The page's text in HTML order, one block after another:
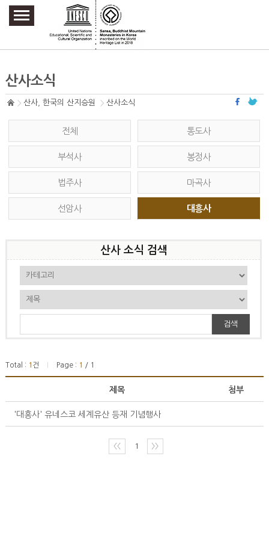
주요메뉴 바로가기
본문 바로가기
하단메뉴 바로가기
산사소식
산사, 한국의 산지승원 산사소식
전체 통도사
부석사 봉정사
법주사 마곡사
선암사 대흥사
산사 소식 검색
검색
Total : 1 건 Page : 1 / 1
제목 첨부
'대흥사' 유네스코 세계유산 등재 기념행사
〈〈 1 〉〉